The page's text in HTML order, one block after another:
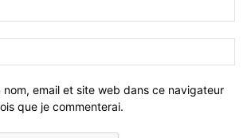
nom, email et site web dans ce navigateur
que je commenterai.